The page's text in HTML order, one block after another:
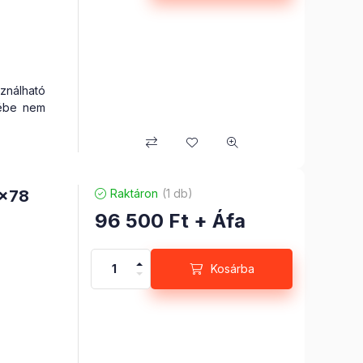
nem
nélkül
Raktáron (1 db)
96 500 Ft + Áfa
Kosárba